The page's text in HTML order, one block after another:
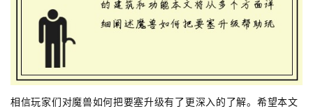
相信玩家们对魔兽如何把要塞升级有了更深入的了解。希望本文